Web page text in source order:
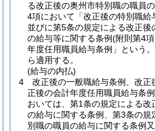
る改正後の奥州市特別職の職員
4項において「改正後の特別職給
並びに第5条の規定による改正後
の給与等に関する条例(附則第4
年度任用職員給与条例」という
ら適用する。
(給与の内払)
4
改正後の一般職給与条例、改正
正後の会計年度任用職員給与条
おいては、第1条の規定による改
の給与に関する条例、第3条の
別職の職員の給与に関する条例